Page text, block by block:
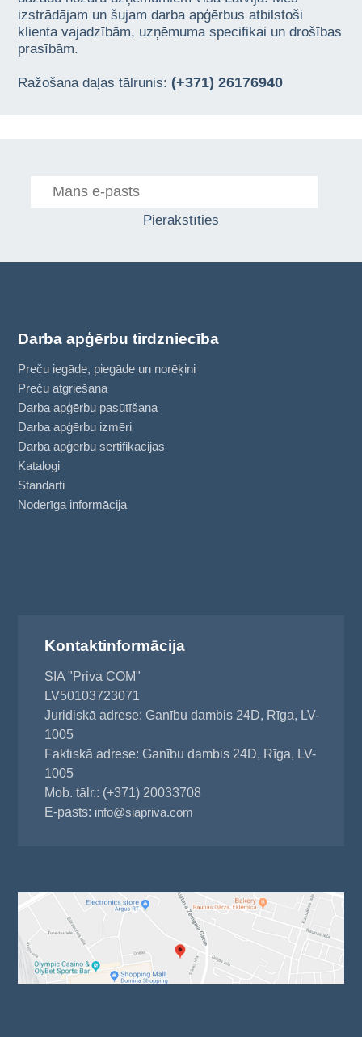
izstrādājam un šujam darba apģērbus atbilstoši
klienta vajadzībām, uzņēmuma specifikai un drošības
prasībām.
Ražošana daļas tālrunis: (+371) 26176940
Pierakstīties
Darba apģērbu tirdzniecība
Preču iegāde, piegāde un norēķini
Preču atgriešana
Darba apģērbu pasūtīšana
Darba apģērbu izmēri
Darba apģērbu sertifikācijas
Katalogi
Standarti
Noderīga informācija
Kontaktinformācija
SIA "Priva COM"
LV50103723071
Juridiskā adrese: Ganību dambis 24D, Rīga, LV-
1005
Faktiskā adrese: Ganību dambis 24D, Rīga, LV-
1005
Mob. tālr.: (+371) 20033708
E-pasts: info@siapriva.com